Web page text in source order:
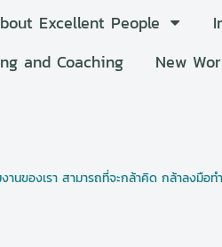
Excellent People
and Coaching
New
ของเรา สามารถที่จะกล้าคิด กล้าลงมือ